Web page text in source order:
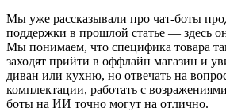
Мы уже рассказывали про чат-боты
поддержки в прошлой статье — здесь
Мы понимаем, что специфика товара
заходят прийти в оффлайн магазин и
диван или кухню, но отвечать на
комплектации, работать с
боты на ИИ точно могут на отлично.